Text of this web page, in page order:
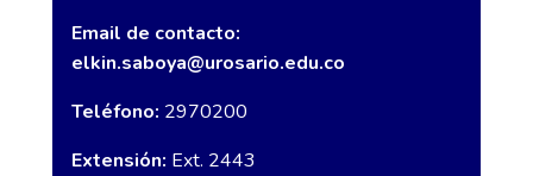
Email de contacto:
elkin.saboya@urosario.edu.co
Teléfono: 2970200
Extensión: Ext. 2443